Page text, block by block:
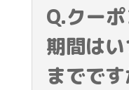
Q.クー
期間は
までです